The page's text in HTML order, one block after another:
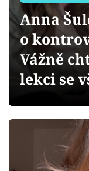
Videa
Sledujte
Anna
o
Vážně
lekci se